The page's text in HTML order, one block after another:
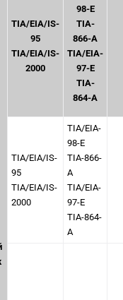
TIA/EIA/IS-
95
TIA/EIA/IS-
2000
98-E
TIA-
866-A
TIA/EIA-
97-E
TIA-
864-A
TIA/EIA/IS-
95
TIA/EIA/IS-
2000
TIA/EIA-
98-E
TIA-866-
A
TIA/EIA-
97-E
TIA-864-
A